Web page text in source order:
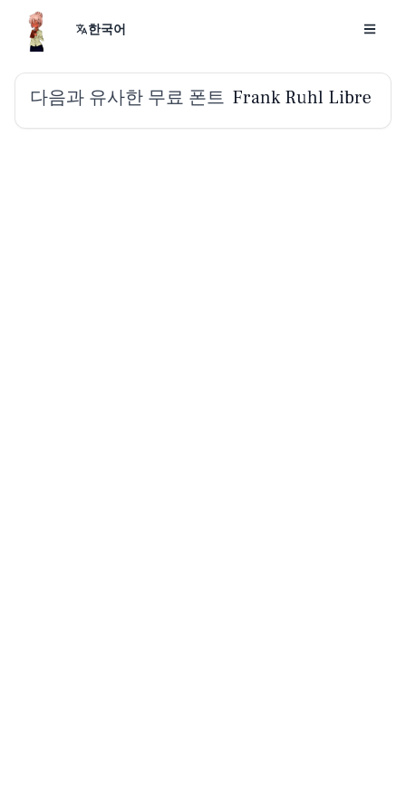
한국어
다음과 유사한 무료 폰트 Frank Ruhl Libre